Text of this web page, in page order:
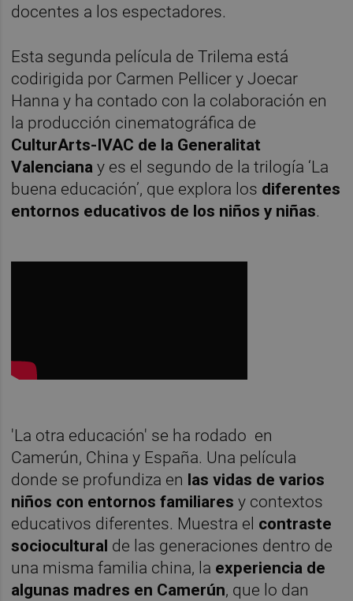
docentes a los espectadores.
Esta segunda película de Trilema está
codirigida por Carmen Pellicer y Joecar
Hanna y ha contado con la colaboración en
la producción cinematográfica de
CulturArts-IVAC de la Generalitat
Valenciana y es el segundo de la trilogía ‘La
buena educación’, que explora los diferentes
entornos educativos de los niños y niñas.
'La otra educación' se ha rodado en
Camerún, China y España. Una película
donde se profundiza en las vidas de varios
niños con entornos familiares y contextos
educativos diferentes. Muestra el contraste
sociocultural de las generaciones dentro de
una misma familia china, la experiencia de
algunas madres en Camerún, que lo dan